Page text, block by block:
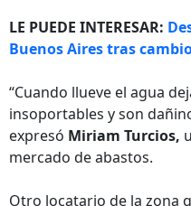
LE PUEDE INTERESAR:
Buenos Aires tras
“Cuando llueve el agua
insoportables y son
expresó Miriam Turcios,
mercado de abastos.
Otro locatario de la zona